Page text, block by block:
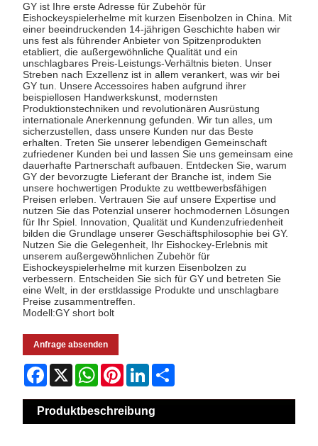
GY ist Ihre erste Adresse für Zubehör für
Eishockeyspielerhelme mit kurzen Eisenbolzen in China. Mit
einer beeindruckenden 14-jährigen Geschichte haben wir
uns fest als führender Anbieter von Spitzenprodukten
etabliert, die außergewöhnliche Qualität und ein
unschlagbares Preis-Leistungs-Verhältnis bieten. Unser
Streben nach Exzellenz ist in allem verankert, was wir bei
GY tun. Unsere Accessoires haben aufgrund ihrer
beispiellosen Handwerkskunst, modernsten
Produktionstechniken und revolutionären Ausrüstung
internationale Anerkennung gefunden. Wir tun alles, um
sicherzustellen, dass unsere Kunden nur das Beste
erhalten. Treten Sie unserer lebendigen Gemeinschaft
zufriedener Kunden bei und lassen Sie uns gemeinsam eine
dauerhafte Partnerschaft aufbauen. Entdecken Sie, warum
GY der bevorzugte Lieferant der Branche ist, indem Sie
unsere hochwertigen Produkte zu wettbewerbsfähigen
Preisen erleben. Vertrauen Sie auf unsere Expertise und
nutzen Sie das Potenzial unserer hochmodernen Lösungen
für Ihr Spiel. Innovation, Qualität und Kundenzufriedenheit
bilden die Grundlage unserer Geschäftsphilosophie bei GY.
Nutzen Sie die Gelegenheit, Ihr Eishockey-Erlebnis mit
unserem außergewöhnlichen Zubehör für
Eishockeyspielerhelme mit kurzen Eisenbolzen zu
verbessern. Entscheiden Sie sich für GY und betreten Sie
eine Welt, in der erstklassige Produkte und unschlagbare
Preise zusammentreffen.
Modell:GY short bolt
Anfrage absenden
Facebook
X WhatsAppPinterestLinkedIn
Produktbeschreibung